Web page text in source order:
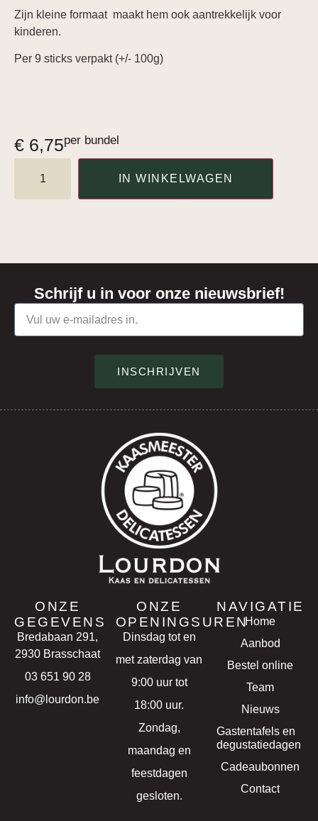
Zijn kleine formaat maakt hem ook aantrekkelijk voor
kinderen.
Per 9 sticks verpakt (+/- 100g)
€ 6,75per bundel
IN WINKELWAGEN
Schrijf u in voor onze nieuwsbrief!
INSCHRIJVEN
ONZE
GEGEVENS
Bredabaan 291,
2930 Brasschaat
03 651 90 28
info@lourdon.be
NAVIGATIE
Home
Aanbod
Bestel online
Team
Nieuws
Gastentafels en
degustatiedagen
Cadeaubonnen
Contact
ONZE
OPENINGSUREN
Dinsdag tot en
met zaterdag van
9:00 uur tot
18:00 uur.
Zondag,
maandag en
feestdagen
gesloten.